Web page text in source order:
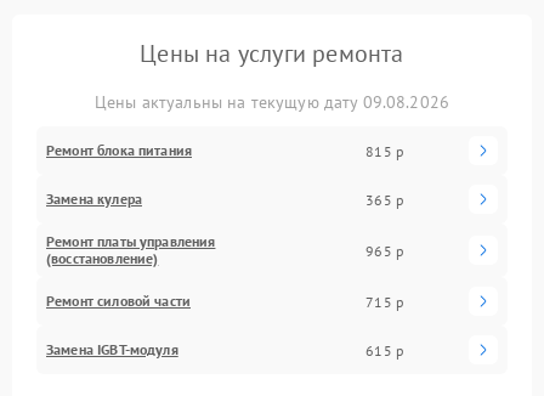
Цены на услуги ремонта
Цены актуальны на текущую дату 09.08.2026
Ремонт блока питания 815 р
Замена кулера 365 р
Ремонт платы управления
(восстановление)
965 р
Ремонт силовой части 715 р
Замена IGBT-модуля 615 р